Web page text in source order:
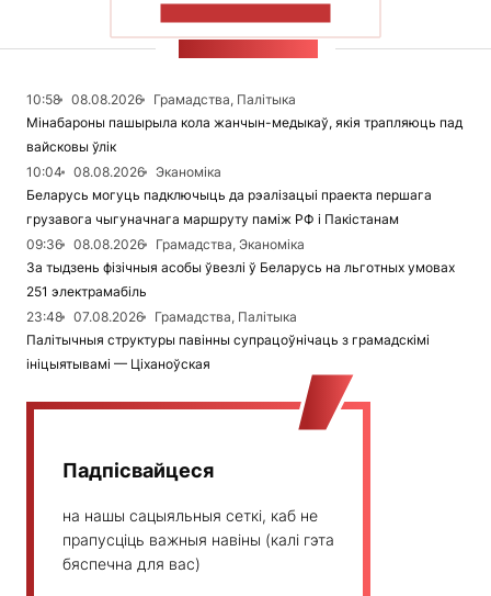
10:58 08.08.2026
Грамадства, Палітыка
Мінабароны пашырыла кола жанчын-медыкаў, якія трапляюць пад
вайсковы ўлік
10:04
08.08.2026
Эканоміка
Беларусь могуць падключыць да рэалізацыі праекта першага
грузавога чыгуначнага маршруту паміж РФ і Пакістанам
09:36
08.08.2026
Грамадства, Эканоміка
За тыдзень фізічныя асобы ўвезлі ў Беларусь на льготных умовах
251 электрамабіль
23:48
07.08.2026
Грамадства, Палітыка
Палітычныя структуры павінны супрацоўнічаць з грамадскімі
ініцыятывамі — Ціханоўская
Падпісвайцеся
на нашы сацыяльныя сеткі, каб не
прапусціць важныя навіны (калі гэта
бяспечна для вас)